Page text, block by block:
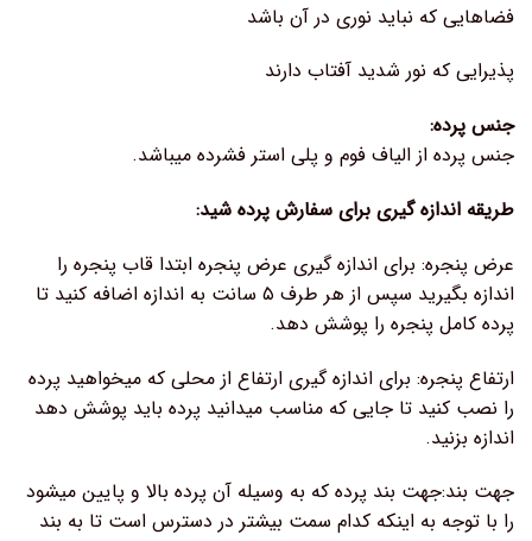
فضاهایی که نباید نوری در آن باشد
پذیرایی که نور شدید آفتاب دارند
جنس پرده:
جنس پرده از الیاف فوم و پلی استر فشرده میباشد.
طریقه اندازه گیری برای سفارش پرده شید:
عرض پنجره: برای اندازه گیری عرض پنجره ابتدا قاب پنجره را
اندازه بگیرید سپس از هر طرف ۵ سانت به اندازه اضافه کنید تا
پرده کامل پنجره را پوشش دهد.
ارتفاع پنجره: برای اندازه گیری ارتفاع از محلی که میخواهید پرده
را نصب کنید تا جایی که مناسب میدانید پرده باید پوشش دهد
اندازه بزنید.
جهت بند:جهت بند پرده که به وسیله آن پرده بالا و پایین میشود
را با توجه به اینکه کدام سمت بیشتر در دسترس است تا به بند